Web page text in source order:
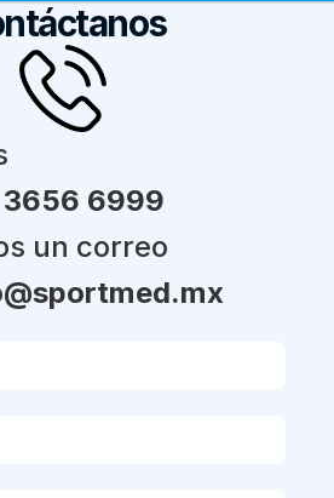
6999
un correo